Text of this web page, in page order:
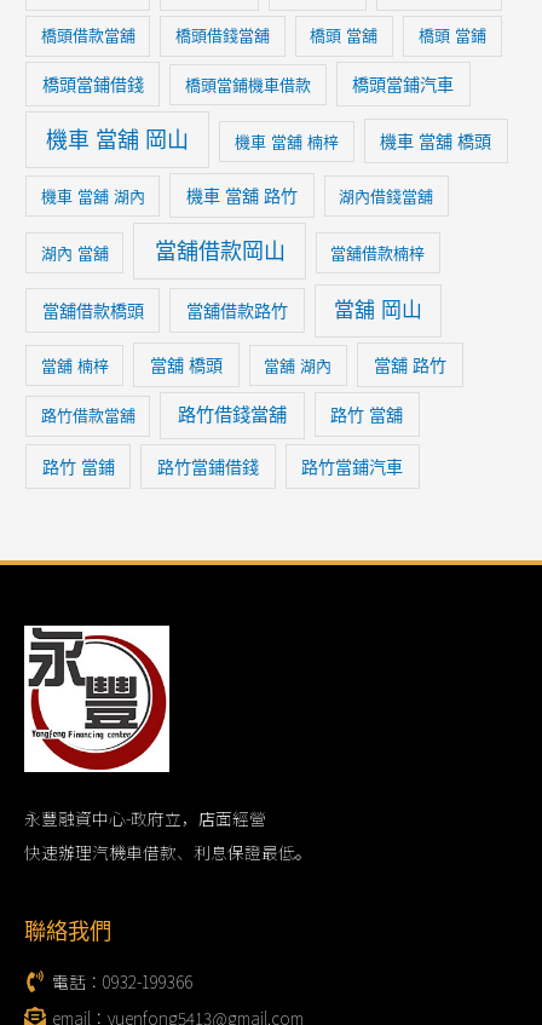
橋頭借款當舖 橋頭借錢當舖 橋頭 當舖 橋頭 當鋪
橋頭當鋪借錢 橋頭當鋪機車借款 橋頭當鋪汽車
機車 當舖 岡山 機車 當舖 楠梓 機車 當舖 橋頭
機車 當舖 湖內 機車 當舖 路竹 湖內借錢當舖
湖內 當舖 當舖借款岡山 當舖借款楠梓
當舖借款橋頭 當舖借款路竹 當舖 岡山
當舖 楠梓 當舖 橋頭 當舖 湖內 當舖 路竹
路竹借款當舖 路竹借錢當舖 路竹 當舖
路竹 當鋪 路竹當鋪借錢 路竹當鋪汽車
永豐融資中心-政府立，店面經營
快速辦理汽機車借款、利息保證最低。
聯絡我們
電話：0932-199366
email：yuenfong5413@gmail.com